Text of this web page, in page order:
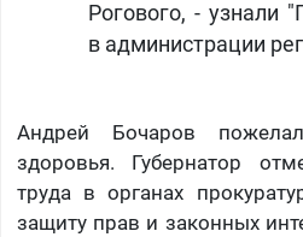
Рогового, - узнали
в администрации
Андрей Бочаров
здоровья. Губернатор
труда в органах
защиту прав и законных